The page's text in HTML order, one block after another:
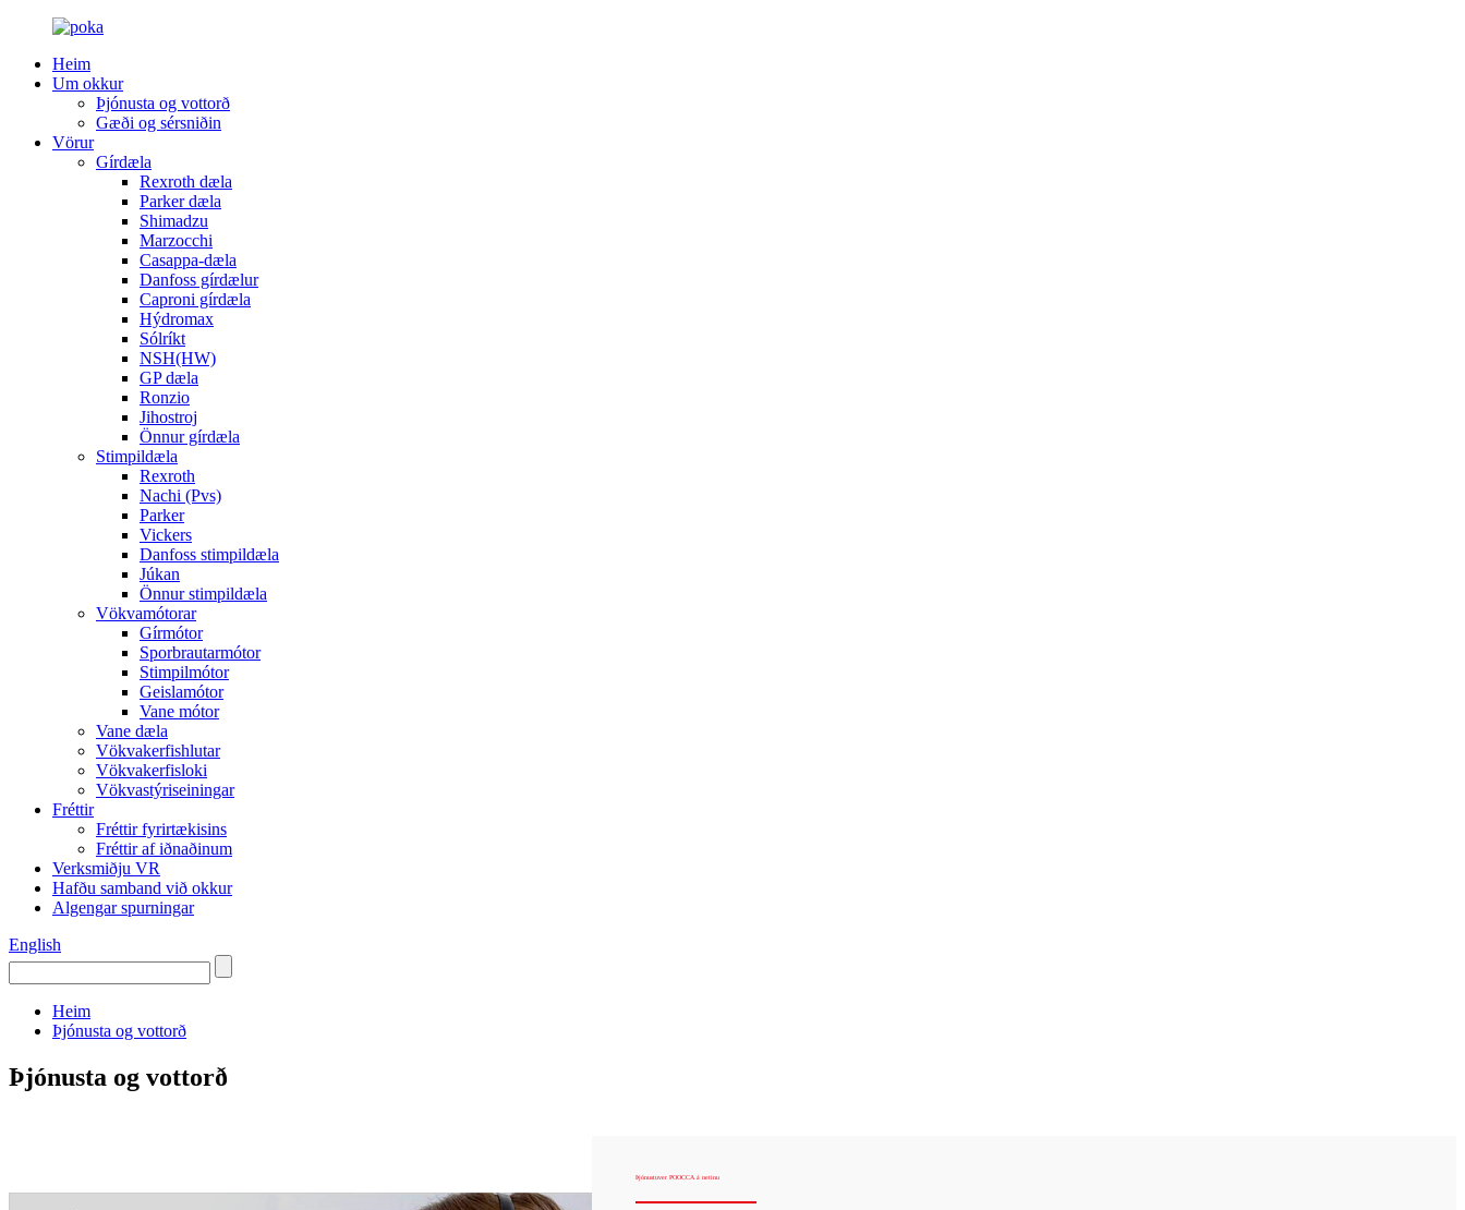
Heim
Um okkur
Þjónusta og vottorð
Gæði og sérsniðin
Vörur
Gírdæla
Rexroth dæla
Parker dæla
Shimadzu
Marzocchi
Casappa-dæla
Danfoss gírdælur
Caproni gírdæla
Hýdromax
Sólríkt
NSH(HW)
GP dæla
Ronzio
Jihostroj
Önnur gírdæla
Stimpildæla
Rexroth
Nachi (Pvs)
Parker
Vickers
Danfoss stimpildæla
Júkan
Önnur stimpildæla
Vökvamótorar
Gírmótor
Sporbrautarmótor
Stimpilmótor
Geislamótor
Vane mótor
Vane dæla
Vökvakerfishlutar
Vökvakerfisloki
Vökvastýriseiningar
Fréttir
Fréttir fyrirtækisins
Fréttir af iðnaðinum
Verksmiðju VR
Hafðu samband við okkur
Algengar spurningar
English
Heim
Þjónusta og vottorð
Þjónusta og vottorð
Þjónustuver POOCCA á netinu